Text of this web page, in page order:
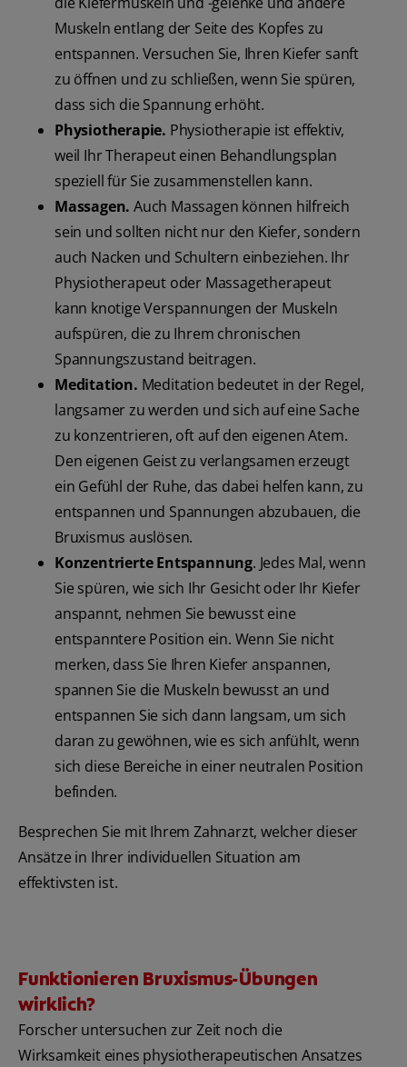
Muskeln entlang der Seite des Kopfes zu
entspannen. Versuchen Sie, Ihren Kiefer sanft
zu öffnen und zu schließen, wenn Sie spüren,
dass sich die Spannung erhöht.
Physiotherapie. Physiotherapie ist effektiv,
weil Ihr Therapeut einen Behandlungsplan
speziell für Sie zusammenstellen kann.
Massagen. Auch Massagen können hilfreich
sein und sollten nicht nur den Kiefer, sondern
auch Nacken und Schultern einbeziehen. Ihr
Physiotherapeut oder Massagetherapeut
kann knotige Verspannungen der Muskeln
aufspüren, die zu Ihrem chronischen
Spannungszustand beitragen.
Meditation. Meditation bedeutet in der Regel,
langsamer zu werden und sich auf eine Sache
zu konzentrieren, oft auf den eigenen Atem.
Den eigenen Geist zu verlangsamen erzeugt
ein Gefühl der Ruhe, das dabei helfen kann, zu
entspannen und Spannungen abzubauen, die
Bruxismus auslösen.
Konzentrierte Entspannung. Jedes Mal, wenn
Sie spüren, wie sich Ihr Gesicht oder Ihr Kiefer
anspannt, nehmen Sie bewusst eine
entspanntere Position ein. Wenn Sie nicht
merken, dass Sie Ihren Kiefer anspannen,
spannen Sie die Muskeln bewusst an und
entspannen Sie sich dann langsam, um sich
daran zu gewöhnen, wie es sich anfühlt, wenn
sich diese Bereiche in einer neutralen Position
befinden.
Besprechen Sie mit Ihrem Zahnarzt, welcher dieser
Ansätze in Ihrer individuellen Situation am
effektivsten ist.
Funktionieren Bruxismus-Übungen
wirklich?
Forscher untersuchen zur Zeit noch die
Wirksamkeit eines physiotherapeutischen Ansatzes